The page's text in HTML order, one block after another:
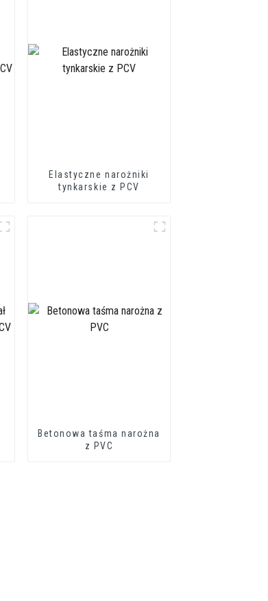
Elastyczne narożniki
tynkarskie z PCV
Betonowa taśma narożna
z PVC